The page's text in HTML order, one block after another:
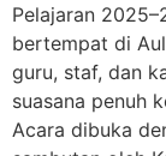
Pelajaran
bertempat di
guru, staf, dan
suasana penuh
Acara dibuka